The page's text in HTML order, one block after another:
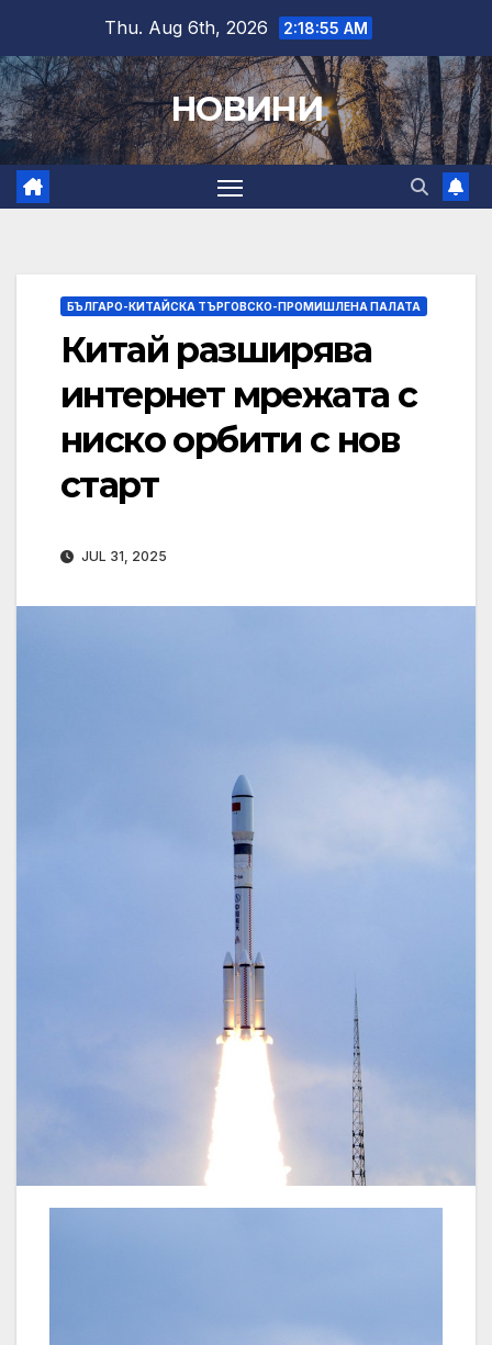
content
Thu. Aug 6th, 2026 2:18:56 AM
НОВИНИ
БЪЛГАРО-КИТАЙСКА ТЪРГОВСКО-ПРОМИШЛЕНА ПАЛАТА
Китай разширява
интернет мрежата с
ниско орбити с нов
старт
JUL 31, 2025